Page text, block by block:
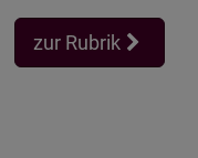
zur Rubrik